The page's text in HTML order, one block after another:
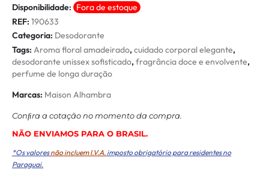
Disponibilidade: Fora de estoque
REF: 190633
Categoria: Desodorante
Tags: Aroma floral amadeirado,cuidado corporal elegante,
desodorante unissex sofisticado,fragrância doce e envolvente,
perfume de longa duração
Marcas: Maison Alhambra
Conﬁra a cotação no momento da compra.
NÃO ENVIAMOS PARA O BRASIL.
*Os valoresnão incluem I.V.A. imposto obrigatório para residentes no
Paraguai.